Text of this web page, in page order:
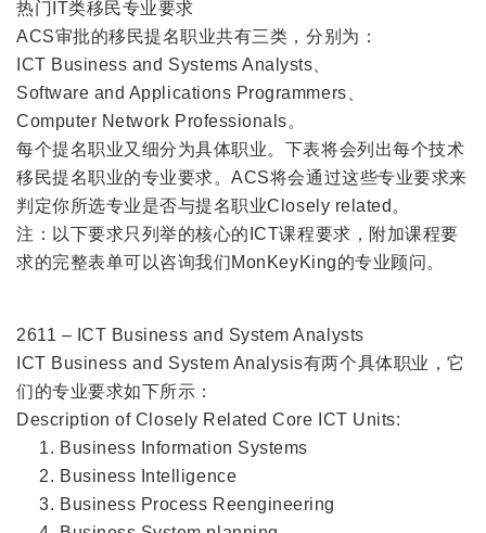
热门IT类移民专业要求
ACS审批的移民提名职业共有三类，分别为：
ICT Business and Systems Analysts、
Software and Applications Programmers、
Computer Network Professionals。
每个提名职业又细分为具体职业。下表将会列出每个技术
移民提名职业的专业要求。ACS将会通过这些专业要求来
判定你所选专业是否与提名职业Closely related。
注：以下要求只列举的核心的ICT课程要求，附加课程要
求的完整表单可以咨询我们MonKeyKing的专业顾问。
2611 – ICT Business and System Analysts
ICT Business and System Analysis有两个具体职业，它
们的专业要求如下所示：
Description of Closely Related Core ICT Units:
Business Information Systems
Business Intelligence
Business Process Reengineering